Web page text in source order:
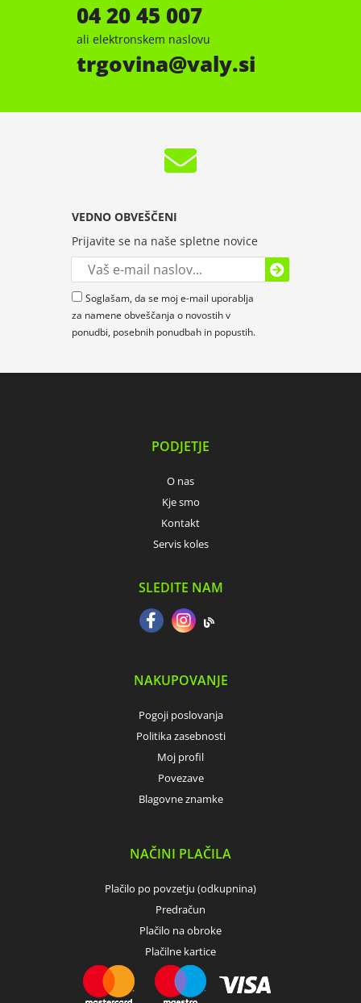
04 20 45 007
ali elektronskem naslovu
trgovina valy.si
VEDNO OBVEŠČENI
Prijavite se na naše spletne novice
Soglašam, da se moj e-mail uporablja
za namene obveščanja o novostih v
ponudbi, posebnih ponudbah in popustih.
PODJETJE
O nas
Kje smo
Kontakt
Servis koles
SLEDITE NAM
NAKUPOVANJE
Pogoji poslovanja
Politika zasebnosti
Moj profil
Povezave
Blagovne znamke
NAČINI PLAČILA
Plačilo po povzetju (odkupnina)
Predračun
Plačilo na obroke
Plačilne kartice